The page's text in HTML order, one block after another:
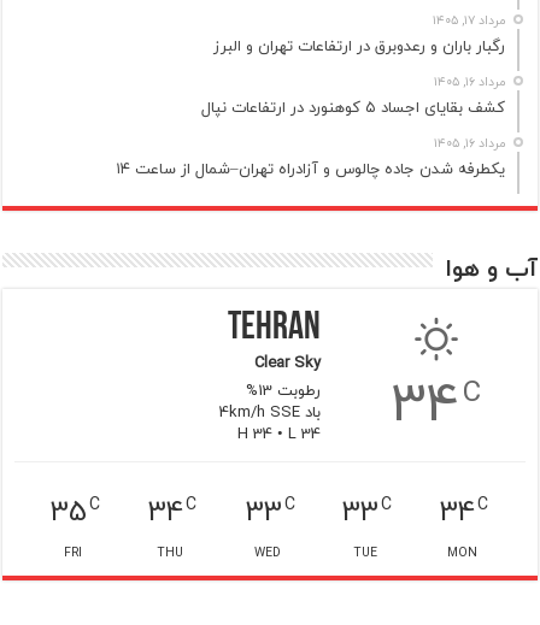
مرداد ۱۷, ۱۴۰۵
رگبار باران و رعدوبرق در ارتفاعات تهران و البرز
مرداد ۱۶, ۱۴۰۵
کشف بقایای اجساد ۵ کوهنورد در ارتفاعات نپال
مرداد ۱۶, ۱۴۰۵
یکطرفه شدن جاده چالوس و آزادراه تهران–شمال از ساعت ۱۴
آب و هوا
34C
Tehran
Clear Sky
رطوبت 13%
باد 4km/h SSE
H 34 • L 34
34C
MON
33C
TUE
33C
WED
34C
THU
35C
FRI